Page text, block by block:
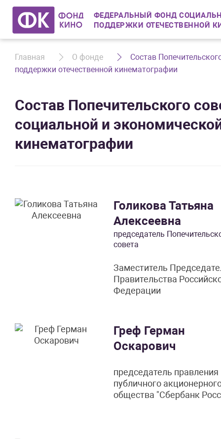
ФЕДЕРАЛЬНЫЙ ФОНД
ПОДДЕРЖКИ ОТЕЧЕСТВЕННОЙ
Главная О фонде
Состав
поддержки отечественной кинематографии
Состав Попечительского
социальной и
кинематографии
Голикова Татьяна
Алексеевна
председатель
совета
Заместитель
Правительства
Федерации
Греф Герман
Оскарович
председатель правления
публичного
общества "Сбербанк